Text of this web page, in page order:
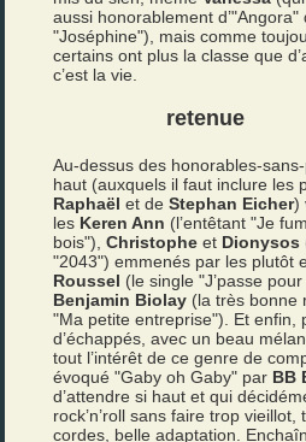
aussi honorablement d’"Angora"
"Joséphine"), mais comme
certains ont plus la classe que
c’est la vie.
retenue
Au-dessus des honorables-
haut (auxquels il faut inclure les
Raphaël et deStephan Eicher)
les Keren Ann (l’entêtant "Je
bois"),Christophe et Dionysos
"2043") emmenés par les plutôt
Roussel (le single "J’passe
Benjamin Biolay (la très bonne
"Ma petite entreprise"). Et enfin,
d’échappés, avec un beau
tout l’intérêt de ce genre de
évoqué "Gaby oh Gaby" par BB
d’attendre si haut et qui
rock’n’roll sans faire trop
cordes, belle adaptation.